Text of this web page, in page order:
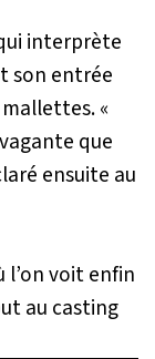
interprète
son entrée
mallettes.«
que
ensuite au
l’on voit enfin
au casting